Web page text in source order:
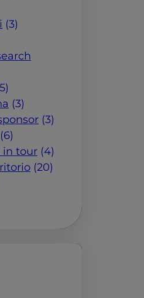
(3)
(3)
(3)
(6)
in tour (4)
(20)